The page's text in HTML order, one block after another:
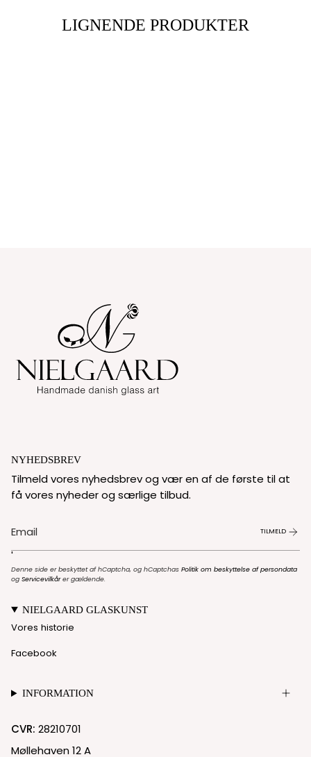
LIGNENDE PRODUKTER
NYHEDSBREV
Tilmeld vores nyhedsbrev og vær en af de første til at
få vores nyheder og særlige tilbud.
TILMELD
'
Denne side er beskyttet af hCaptcha, og hCaptchas Politik om beskyttelse af persondata
og Servicevilkårer gældende.
NIELGAARD GLASKUNST
Vores historie
Facebook
INFORMATION
CVR: 28210701
Møllehaven 12 A